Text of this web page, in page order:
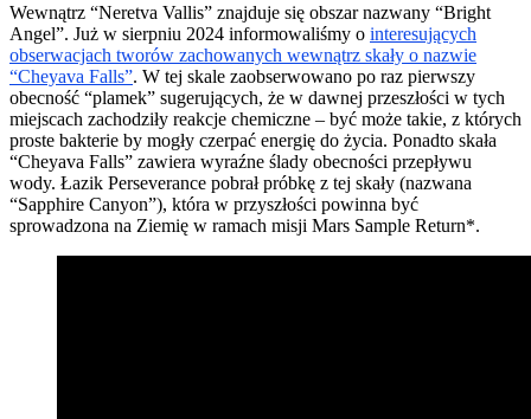
Wewnątrz “Neretva Vallis” znajduje się obszar nazwany “Bright
Angel”. Już w sierpniu 2024 informowaliśmy o interesujących
obserwacjach tworów zachowanych wewnątrz skały o nazwie
“Cheyava Falls”. W tej skale zaobserwowano po raz pierwszy
obecność “plamek” sugerujących, że w dawnej przeszłości w tych
miejscach zachodziły reakcje chemiczne – być może takie, z których
proste bakterie by mogły czerpać energię do życia. Ponadto skała
“Cheyava Falls” zawiera wyraźne ślady obecności przepływu
wody. Łazik Perseverance pobrał próbkę z tej skały (nazwana
“Sapphire Canyon”), która w przyszłości powinna być
sprowadzona na Ziemię w ramach misji Mars Sample Return*.